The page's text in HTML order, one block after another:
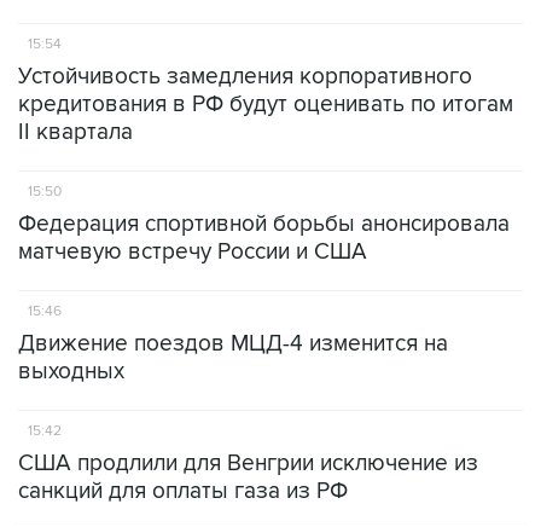
15:54
Устойчивость замедления корпоративного
кредитования в РФ будут оценивать по итогам
II квартала
15:50
Федерация спортивной борьбы анонсировала
матчевую встречу России и США
15:46
Движение поездов МЦД-4 изменится на
выходных
15:42
США продлили для Венгрии исключение из
санкций для оплаты газа из РФ